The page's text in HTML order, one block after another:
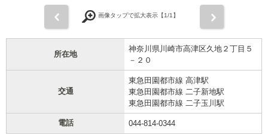
画像タップで拡大表示【1/1】
所在地
神奈川県川崎市高津区久地２丁目５
－２０
交通
東急田園都市線 高津駅
東急田園都市線 二子新地駅
東急田園都市線 二子玉川駅
電話 044-814-0344